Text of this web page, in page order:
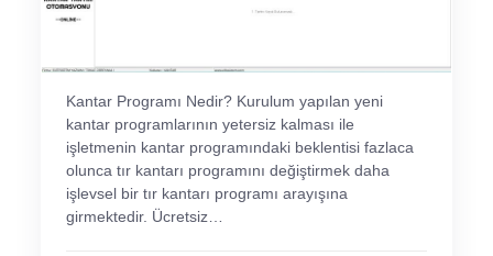
Kantar Programı Nedir? Kurulum yapılan yeni
kantar programlarının yetersiz kalması ile
işletmenin kantar programındaki beklentisi fazlaca
olunca tır kantarı programını değiştirmek daha
işlevsel bir tır kantarı programı arayışına
girmektedir. Ücretsiz…